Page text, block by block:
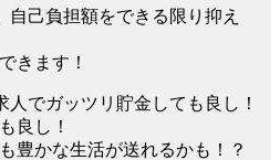
自己負担額をできる限り抑え
きます！
人でガッツリ貯金しても良し！
良し！
豊かな生活が送れるかも！？